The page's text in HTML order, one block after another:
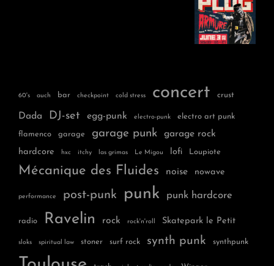
60's auch bar checkpoint cold stress concert crust
Dada DJ-set egg-punk electro-punk electro art punk
flamenco garage garage punk garage rock
hardcore hxc itchy las grimas Le Migou lofi Loupiote
Mécanique des Fluides noise nowave
performance post-punk punk punk hardcore
radio Ravelin rock rock'n'roll Skatepark le Petit
sloks spiritual law stoner surf rock synth punk synthpunk